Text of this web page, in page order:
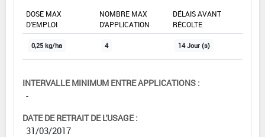
DOSE MAX
D'EMPLOI
NOMBRE MAX
D'APPLICATION
DÉLAIS AVANT
RÉCOLTE
0,25 kg/ha 4 14 Jour (s)
INTERVALLE MINIMUM ENTRE APPLICATIONS :
-
DATE DE RETRAIT DE L'USAGE :
31/03/2017